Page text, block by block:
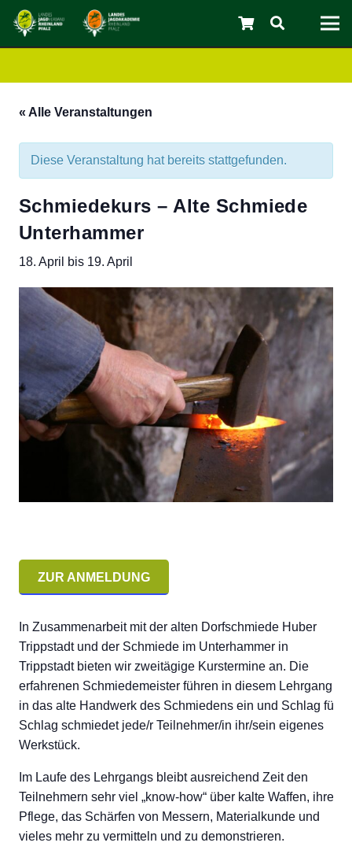
« Alle Veranstaltungen
Diese Veranstaltung hat bereits stattgefunden.
Schmiedekurs – Alte Schmiede
Unterhammer
18. April bis 19. April
ZUR ANMELDUNG
In Zusammenarbeit mit der alten Dorfschmiede Huber
Trippstadt und der Schmiede im Unterhammer in
Trippstadt bieten wir zweitägige Kurstermine an. Die
erfahrenen Schmiedemeister führen in diesem Lehrgang
in das alte Handwerk des Schmiedens ein und Schlag für
Schlag schmiedet jede/r Teilnehmer/in ihr/sein eigenes
Werkstück.
Im Laufe des Lehrgangs bleibt ausreichend Zeit den
Teilnehmern sehr viel „know-how“ über kalte Waffen, ihre
Pflege, das Schärfen von Messern, Materialkunde und
vieles mehr zu vermitteln und zu demonstrieren.